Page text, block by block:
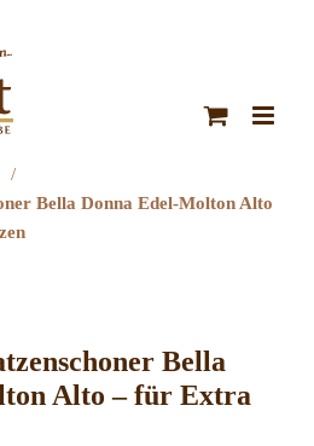
Bella Donna Edel-Molton Alto
Bella
Alto – für Extra